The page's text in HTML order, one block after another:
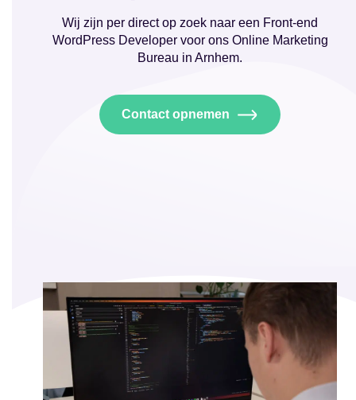
Wij zijn per direct op zoek naar een Front-end
WordPress Developer voor ons Online Marketing
Bureau in Arnhem.
Contact opnemen